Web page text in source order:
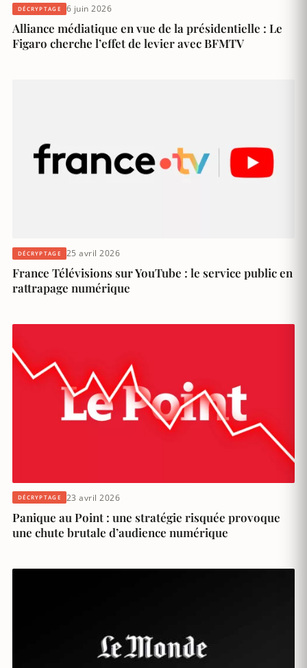
DÉCRYPTAGE 6 juin 2026
Alliance médiatique en vue de la présidentielle : Le
Figaro cherche l’effet de levier avec BFMTV
DÉCRYPTAGE 25 avril 2026
France Télévisions sur YouTube : le service public en
rattrapage numérique
DÉCRYPTAGE 23 avril 2026
Panique au Point : une stratégie risquée provoque
une chute brutale d’audience numérique